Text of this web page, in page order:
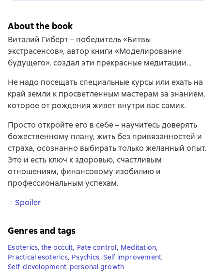
About the book
Виталий Гиберт – победитель «Битвы
экстрасенсов», автор книги «Моделирование
будущего», создал эти прекрасные медитации…
Не надо посещать специальные курсы или ехать на
край земли к просветленным мастерам за знанием,
которое от рождения живет внутри вас самих.
Просто откройте его в себе – научитесь доверять
божественному плану, жить без привязанностей и
страха, осознанно выбирать только желанный опыт.
Это и есть ключ к здоровью, счастливым
отношениям, финансовому изобилию и
профессиональным успехам.
Spoiler
Genres and tags
Esoterics, the occult, Fate control, Meditation,
Practical esoterics, Psychics, Self improvement,
Self-development, personal growth